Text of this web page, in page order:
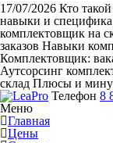
17/07/2026 Кто
навыки и
комплектовщик на
заказов Навыки
Комплектовщик:
Аутсорсинг
склад Плюсы и
Телефон 8
Меню
Главная
Цены